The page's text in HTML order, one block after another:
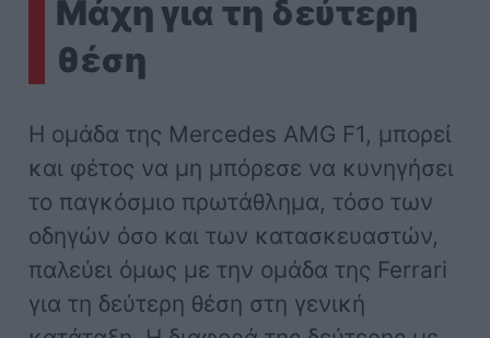
Μάχη για τη δεύτερη
θέση
Η ομάδα της Mercedes AMG F1, μπορεί
και φέτος να μη μπόρεσε να κυνηγήσει
το παγκόσμιο πρωτάθλημα, τόσο των
οδηγών όσο και των κατασκευαστών,
παλεύει όμως με την ομάδα της Ferrari
για τη δεύτερη θέση στη γενική